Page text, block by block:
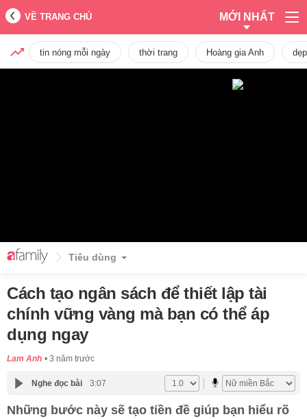
VỀ TRANG CHỦ MỚI NHẤT
tin nóng mỗi ngày thời trang Hoàng gia Anh dẹp
Tiêu dùng
Cách tạo ngân sách để thiết lập tài
chính vững vàng mà bạn có thể áp
dụng ngay
Lam Anh 3 năm trước
Nghe đọc bài 3:07
Những bước này sẽ tạo tiền đề giúp bạn hiểu rõ